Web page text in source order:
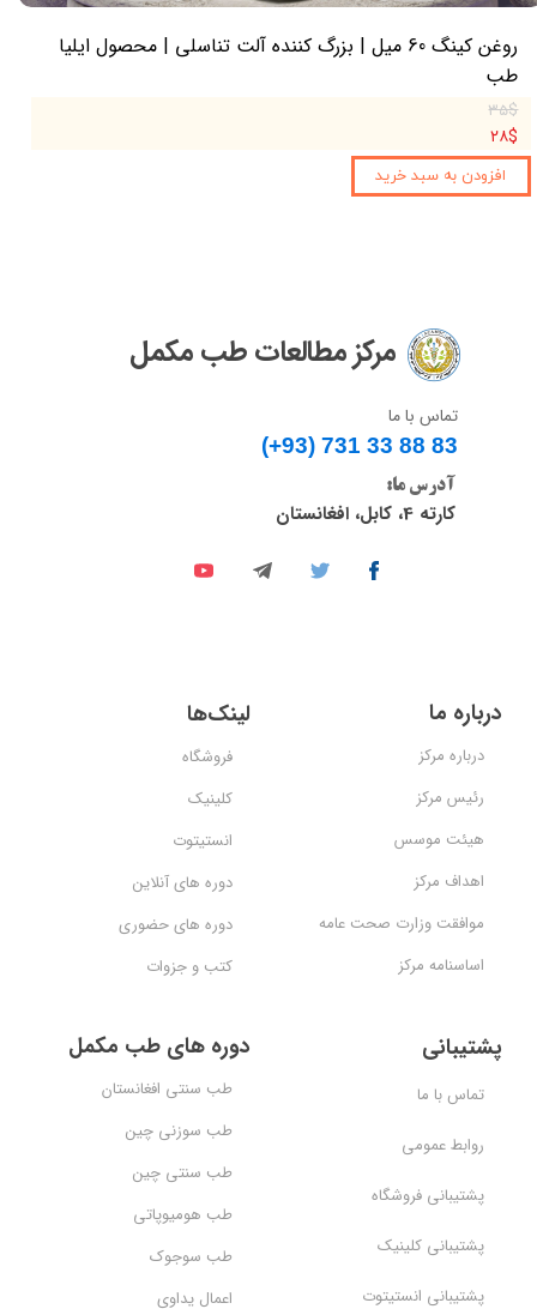
روغن کینگ 60 میل | بزرگ کننده آلت تناسلی | محصول ایلیا
طب
۳۵$
۲۸$
افزودن به سبد خرید
مرکز مطالعات طب مکمل
تماس با ما
(+93) 731 33 88 83​​​​​​​
آدرس ما:
کارته 4، کابل، افغانستان
درباره مرکز
رئیس مرکز
هیئت موسس
اهداف مرکز
موافقت وزارت صحت عامه
اساسنامه مرکز
درباره ما لینک‌ها
فروشگاه
کلینیک
انستیتوت
دوره های آنلاین
دوره های حضوری
کتب و جزوات
دوره های طب مکمل
طب سنتی افغانستان
طب سوزنی چین
طب سنتی چین
طب هومیوپاتی
طب سوجوک
اعمال یداوی
پشتیبانی
تماس با ما
روابط عمومی
پشتیبانی فروشگاه
پشتیبانی کلینیک
پشتیبانی انستیتوت